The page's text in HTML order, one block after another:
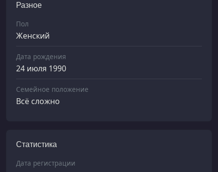
Разное
Пол
Женский
Дата рождения
24 июля 1990
Семейное положение
Всё сложно
Статистика
Дата регистрации